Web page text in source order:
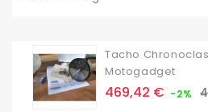
Tacho
Motogadget
Prix
469,42 € -2%